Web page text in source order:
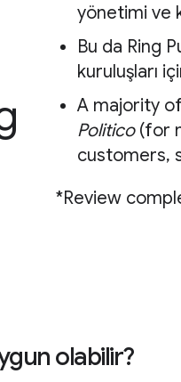
yönetimi ve
Bu da Ring
kuruluşları
A majority
Politico(for
customers,
*Review
olabilir?